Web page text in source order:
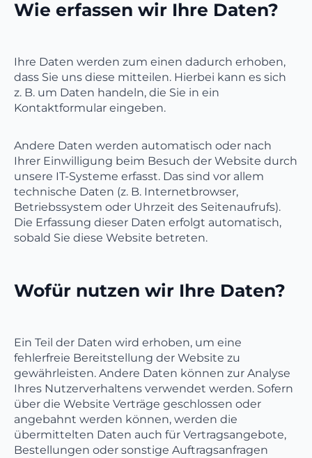
Wie erfassen wir Ihre Daten?
Ihre Daten werden zum einen dadurch erhoben,
dass Sie uns diese mitteilen. Hierbei kann es sich
z. B. um Daten handeln, die Sie in ein
Kontaktformular eingeben.
Andere Daten werden automatisch oder nach
Ihrer Einwilligung beim Besuch der Website durch
unsere IT-Systeme erfasst. Das sind vor allem
technische Daten (z. B. Internetbrowser,
Betriebssystem oder Uhrzeit des Seitenaufrufs).
Die Erfassung dieser Daten erfolgt automatisch,
sobald Sie diese Website betreten.
Wofür nutzen wir Ihre Daten?
Ein Teil der Daten wird erhoben, um eine
fehlerfreie Bereitstellung der Website zu
gewährleisten. Andere Daten können zur Analyse
Ihres Nutzerverhaltens verwendet werden. Sofern
über die Website Verträge geschlossen oder
angebahnt werden können, werden die
übermittelten Daten auch für Vertragsangebote,
Bestellungen oder sonstige Auftragsanfragen